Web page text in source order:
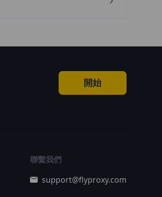
開始
聯繫我們
support@flyproxy.com